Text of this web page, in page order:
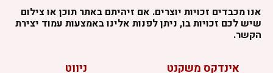
אנו מכבדים זכויות יוצרים. אם זיהיתם באתר תוכן או צילום
שיש לכם זכויות בו, ניתן לפנות אלינו באמצעות עמוד יצירת
הקשר.
אינדקס משקנט ניווט